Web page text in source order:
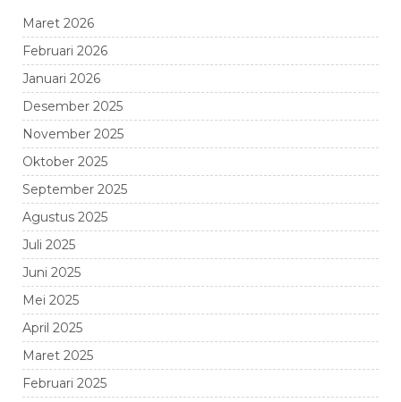
Maret 2026
Februari 2026
Januari 2026
Desember 2025
November 2025
Oktober 2025
September 2025
Agustus 2025
Juli 2025
Juni 2025
Mei 2025
April 2025
Maret 2025
Februari 2025